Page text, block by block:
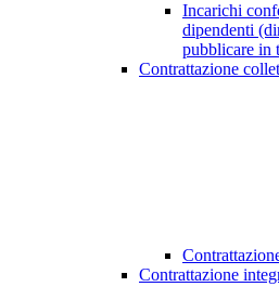
Incarichi
dipendenti
pubblicare in
Contrattazione
Contrattazione